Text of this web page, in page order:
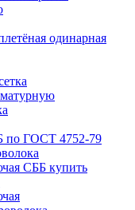
одинарная
по ГОСТ 4752-79
СББ купить